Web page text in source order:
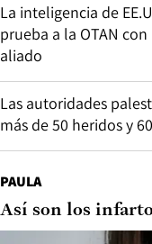
La inteligencia de
prueba a la OTAN
aliado
Las autoridades
más de 50 heridos y
PAULA
Así son los